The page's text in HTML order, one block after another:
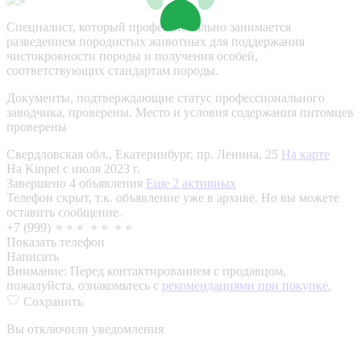
Специалист, который профессионально занимается
разведением породистых животных для поддержания
чистокровности породы и получения особей,
соответствующих стандартам породы.
Документы, подтверждающие статус профессионального
заводчика, проверены. Место и условия содержания питомцев
проверены
Свердловская обл., Екатеринбург, пр. Ленина, 25 На карте
На Kinpet c июля 2023 г.
Завершено 4 объявления Еще 2 активных
Телефон скрыт, т.к. объявление уже в архиве. Но вы можете
оставить сообщение.
+7 (999) ⚬⚬⚬ ⚬⚬ ⚬⚬
Показать телефон
Написать
Внимание: Перед контактированием с продавцом,
пожалуйста, ознакомьтесь с рекомендациями при покупке.
Сохранить
Вы отключили уведомления